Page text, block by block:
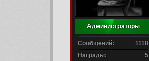
Администраторы
Сообщений:
1118
Награды:
5